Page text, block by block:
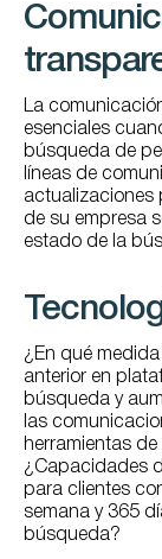
La
esenciales
búsqueda de
líneas de
actualizaciones
de su empresa
estado de la
¿En qué
anterior en
búsqueda y
las
herramientas
¿Capacidades
para clientes
semana y 365
búsqueda?